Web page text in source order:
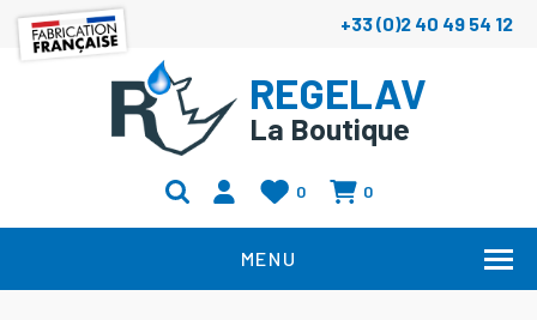
+33 (0)2 40 49 54 12
REGELAV
La Boutique
0 0
MENU